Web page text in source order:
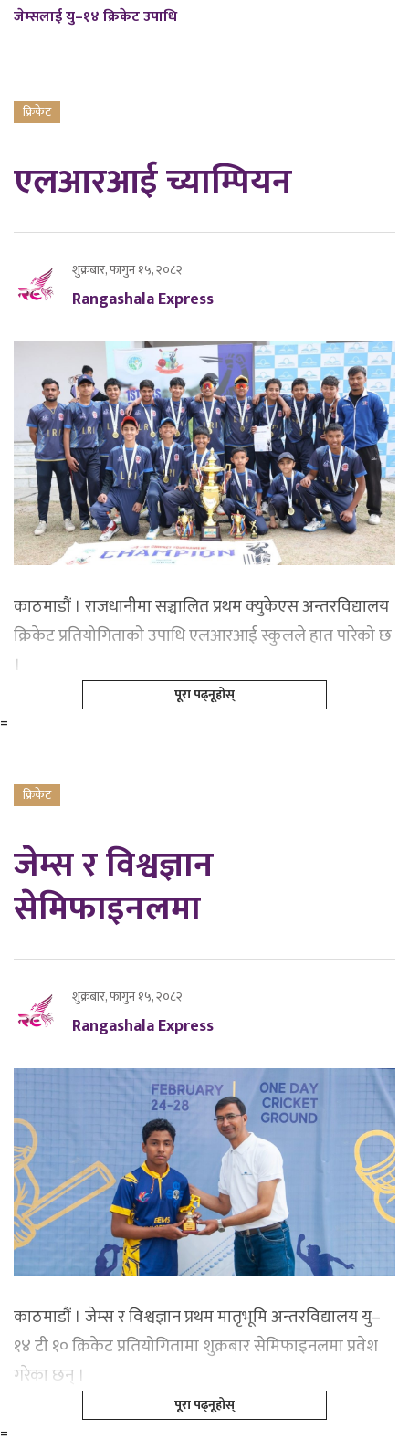
जेम्सलाई यु–१४ क्रिकेट उपाधि
क्रिकेट
एलआरआई च्याम्पियन
शुक्रबार, फागुन १५, २०८२
Rangashala Express
काठमाडौं । राजधानीमा सञ्चालित प्रथम क्युकेएस अन्तरविद्यालय
क्रिकेट प्रतियोगिताको उपाधि एलआरआई स्कुलले हात पारेको छ
।
पूरा पढ्नूहोस्
=
क्रिकेट
जेम्स र विश्वज्ञान
सेमिफाइनलमा
शुक्रबार, फागुन १५, २०८२
Rangashala Express
काठमाडौं । जेम्स र विश्वज्ञान प्रथम मातृभूमि अन्तरविद्यालय यु–
१४ टी १० क्रिकेट प्रतियोगितामा शुक्रबार सेमिफाइनलमा प्रवेश
गरेका छन् ।
पूरा पढ्नूहोस्
=